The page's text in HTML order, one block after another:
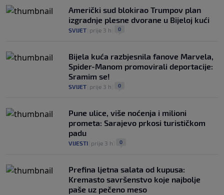
Američki sud blokirao Trumpov plan
izgradnje plesne dvorane u Bijeloj kući
SVIJET prije 3 h 0
Bijela kuća razbjesnila fanove Marvela,
Spider-Manom promovirali deportacije:
Sramim se!
SVIJET prije 3 h 0
Pune ulice, više noćenja i milioni
prometa: Sarajevo prkosi turističkom
padu
VIJESTI prije 3 h 0
Prefina ljetna salata od kupusa:
Kremasto savršenstvo koje najbolje
paše uz pečeno meso